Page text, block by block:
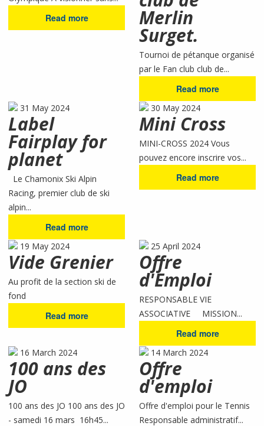
Read more Merlin
Surget.
Tournoi de pétanque organisé
par le Fan club club de...
Read more
31 May 2024
Label
Fairplay for
planet
Le Chamonix Ski Alpin
Racing, premier club de ski
alpin...
Read more
30 May 2024
Mini Cross
MINI-CROSS 2024 Vous
pouvez encore inscrire vos...
Read more
19 May 2024
Vide Grenier
Au profit de la section ski de
fond
Read more
25 April 2024
Offre
d'Emploi
RESPONSABLE VIE
ASSOCIATIVE MISSION...
Read more
16 March 2024
100 ans des
JO
100 ans des JO 100 ans des JO
- samedi 16 mars 16h45...
14 March 2024
Offre
d'emploi
Offre d'emploi pour le Tennis
Responsable administratif...